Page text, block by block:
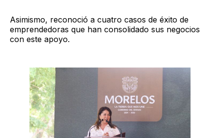
Asimismo, reconoció a cuatro casos de éxito de
emprendedoras que han consolidado sus negocios
con este apoyo.